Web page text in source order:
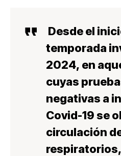
Desde el
temporada
2024, en
cuyas
negativas a
Covid-19se
circulación
respiratorios